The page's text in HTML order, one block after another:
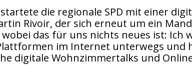
die regionale SPD mit einer
Rivoir, der sich erneut um ein
das für uns nichts neues ist: Ich
im Internet unterwegs und
digitale Wohnzimmertalks und